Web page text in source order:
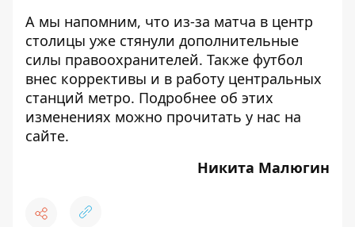
А мы напомним, что из-за матча в центр
столицы уже стянули дополнительные
силы правоохранителей. Также футбол
внес коррективы и в работу центральных
станций метро. Подробнее об этих
изменениях можно прочитать у нас на
сайте.
Никита Малюгин